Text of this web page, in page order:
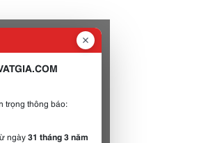
trọng thông báo:
ngày31 tháng 3 năm